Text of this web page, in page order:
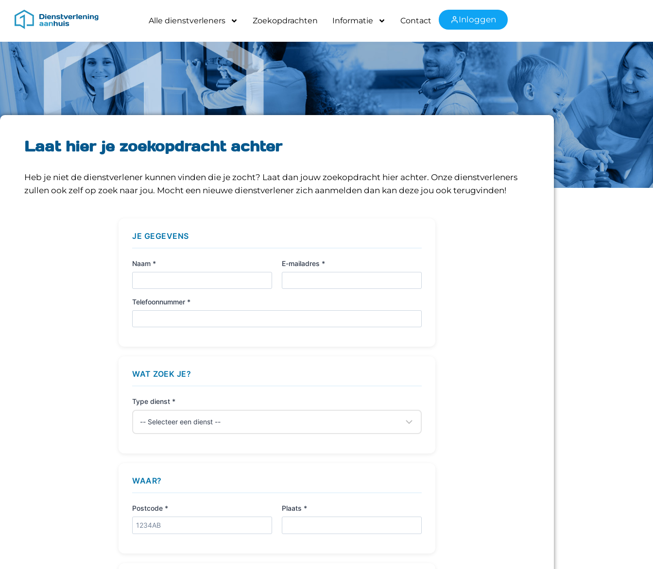
Alle dienstverleners Zoekopdrachten Informatie Contact Inloggen
Laat hier je zoekopdracht achter
Heb je niet de dienstverlener kunnen vinden die je zocht? Laat dan jouw zoekopdracht hier achter. Onze dienstverleners
zullen ook zelf op zoek naar jou. Mocht een nieuwe dienstverlener zich aanmelden dan kan deze jou ook terugvinden!
JE GEGEVENS
Naam * E-mailadres *
Telefoonnummer *
WAT ZOEK JE?
Type dienst *
WAAR?
Postcode * Plaats *